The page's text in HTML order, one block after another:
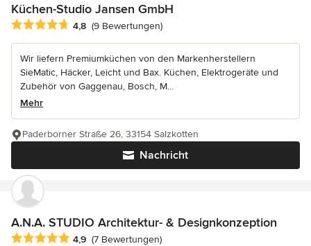
Küchen-Studio Jansen GmbH
Durchschnittliche Bewertung: 4.8 von 5 Sternen
4,8 (9 Bewertungen)
Wir liefern Premiumküchen von den Markenherstellern
SieMatic, Häcker, Leicht und Bax. Küchen, Elektrogeräte und
Zubehör von Gaggenau, Bosch, M...
Mehr
Nachricht
Paderborner Straße 26, 33154 Salzkotten
A.N.A. STUDIO Architektur- & Designkonzeption
Durchschnittliche Bewertung: 4.9 von 5 Sternen
4,9 (7 Bewertungen)